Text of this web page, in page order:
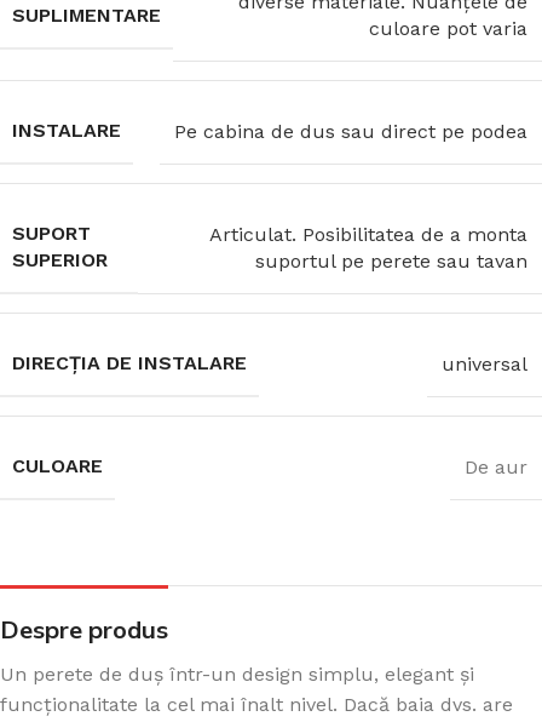
SUPLIMENTARE
culoare pot varia
INSTALARE Pe cabina de dus sau direct pe podea
SUPORT
SUPERIOR
Articulat. Posibilitatea de a monta
suportul pe perete sau tavan
DIRECȚIA DE INSTALARE universal
CULOARE De aur
Despre produs
Un perete de duș într-un design simplu, elegant și
funcționalitate la cel mai înalt nivel. Dacă baia dvs. are